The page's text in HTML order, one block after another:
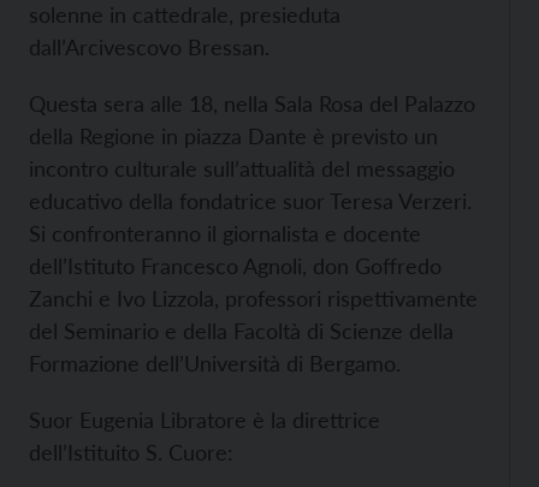
solenne in cattedrale, presieduta
dall’Arcivescovo Bressan.
Questa sera alle 18, nella Sala Rosa del Palazzo
della Regione in piazza Dante è previsto un
incontro culturale sull’attualità del messaggio
educativo della fondatrice suor Teresa Verzeri.
Si confronteranno il giornalista e docente
dell’Istituto Francesco Agnoli, don Goffredo
Zanchi e Ivo Lizzola, professori rispettivamente
del Seminario e della Facoltà di Scienze della
Formazione dell’Università di Bergamo.
Suor Eugenia Libratore è la direttrice
dell’Istituito S. Cuore: